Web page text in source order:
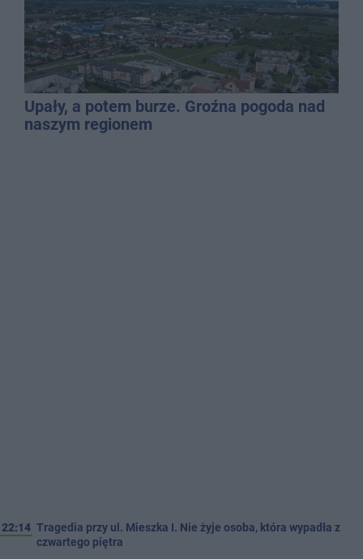
Upały, a potem burze. Groźna pogoda nad
naszym regionem
22:14 Tragedia przy ul. Mieszka I. Nie żyje osoba, która wypadła z
czwartego piętra